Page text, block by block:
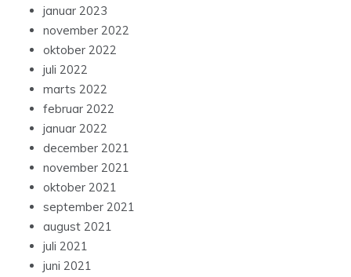
januar 2023
november 2022
oktober 2022
juli 2022
marts 2022
februar 2022
januar 2022
december 2021
november 2021
oktober 2021
september 2021
august 2021
juli 2021
juni 2021